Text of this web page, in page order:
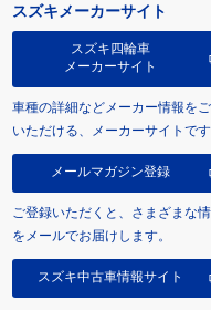
スズキメーカーサイト
スズキ四輪車
メーカーサイト
車種の詳細などメーカー情報を
いただける、メーカーサイトです
メールマガジン登録
ご登録いただくと、さまざまな
をメールでお届けします。
スズキ中古車情報サイト